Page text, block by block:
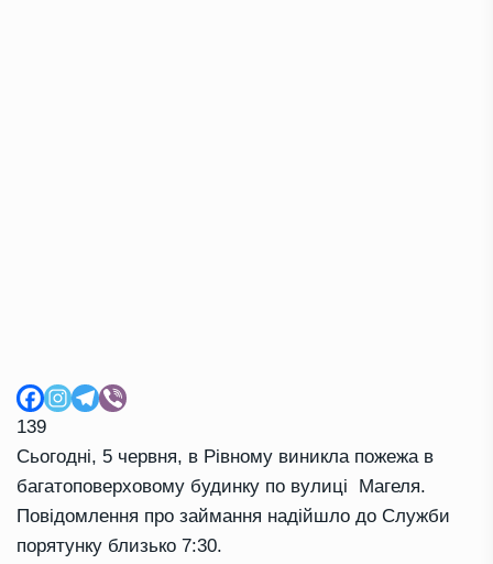
139
Сьогодні, 5 червня, в Рівному виникла пожежа в
багатоповерховому будинку по вулиці Магеля.
Повідомлення про займання надійшло до Служби
порятунку близько 7:30.